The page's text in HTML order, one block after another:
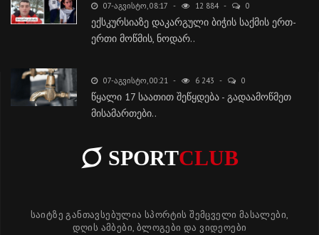
07-ᲐᲒᲕᲘᲡᲢᲝ, 08:17 12 884 0
ექსკურსიაზე დაკარგული ბიჭის საქმის ერთ-
ერთი მოწმის, ნოდარ..
07-ᲐᲒᲕᲘᲡᲢᲝ, 00:21 6 243 0
წყალი 17 საათით შეწყდება - გადაამოწმეთ
მისამართები..
SPORTCLUB
საიტზე განთავსებულია სპორტის შემცველი მასალები,
დღის ამბები, ბლოგები და ვიდეოები